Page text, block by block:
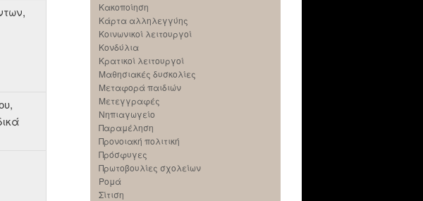
Κακοποίηση
Κάρτα αλληλεγγύης
Κοινωνικοί λειτουργοί
Κονδύλια
Κρατικοί λειτουργοί
Μαθησιακές δυσκολίες
Μεταφορά παιδιών
Μετεγγραφές
Νηπιαγωγείο
Παραμέληση
Προνοιακή πολιτική
Πρόσφυγες
Πρωτοβουλίες σχολείων
Ρομά
Σίτιση